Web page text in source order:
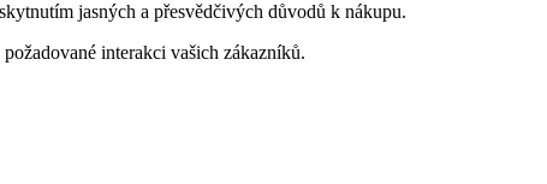
jasných a přesvědčivých důvodů k nákupu.
interakci vašich zákazníků.